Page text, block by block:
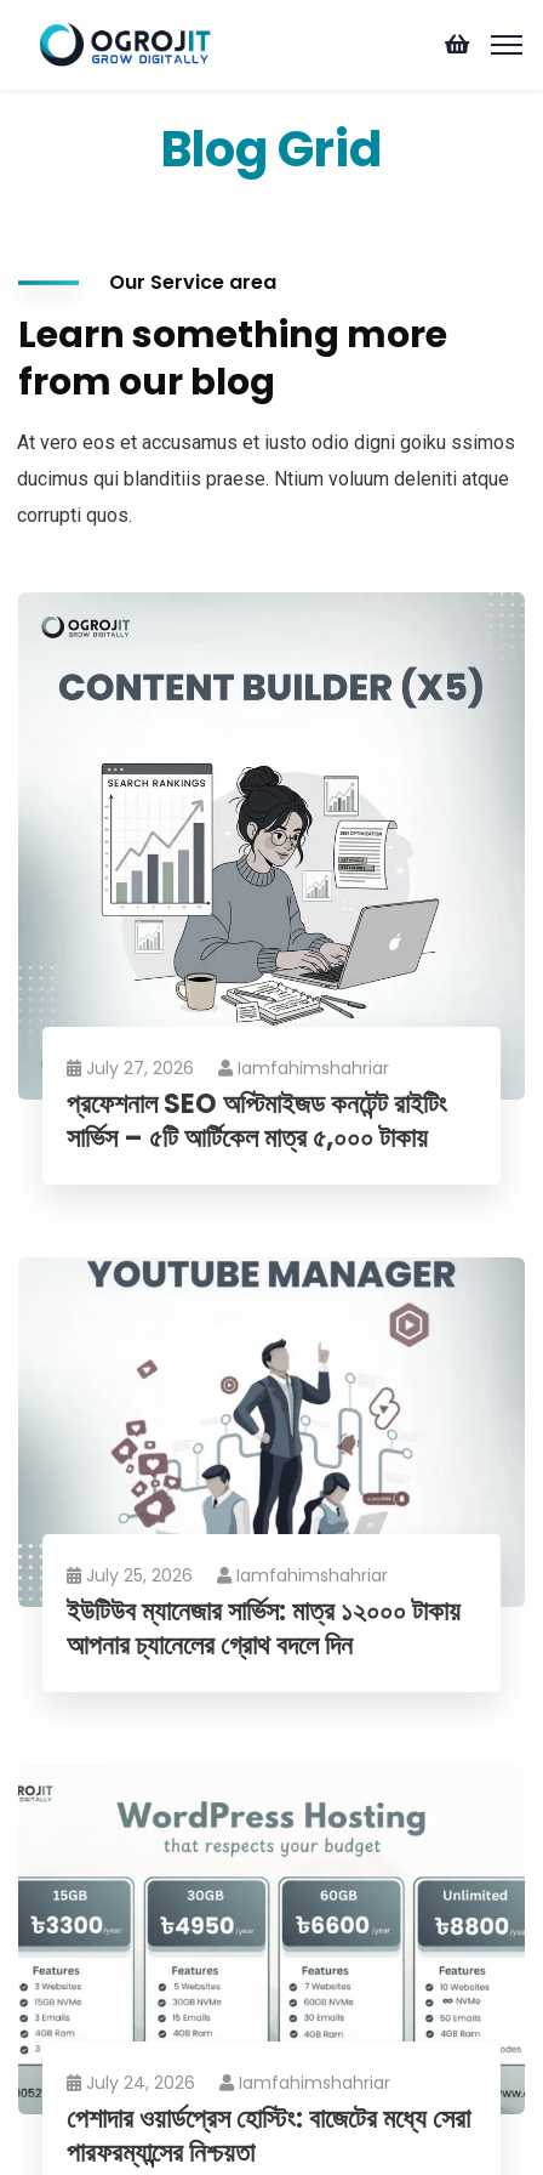
Blog Grid
Our Service area
Learn something more
from our blog
At vero eos et accusamus et iusto odio digni goiku ssimos
ducimus qui blanditiis praese. Ntium voluum deleniti atque
corrupti quos.
July 27, 2026 Iamfahimshahriar
প্রফেশনাল SEO অপ্টিমাইজড কনটেন্ট রাইটিং
সার্ভিস – ৫টি আর্টিকেল মাত্র ৫,০০০ টাকায়
July 25, 2026 Iamfahimshahriar
ইউটিউব ম্যানেজার সার্ভিস: মাত্র ১২০০০ টাকায়
আপনার চ্যানেলের গ্রোথ বদলে দিন
July 24, 2026 Iamfahimshahriar
পেশাদার ওয়ার্ডপ্রেস হোস্টিং: বাজেটের মধ্যে সেরা
পারফরম্যান্সের নিশ্চয়তা